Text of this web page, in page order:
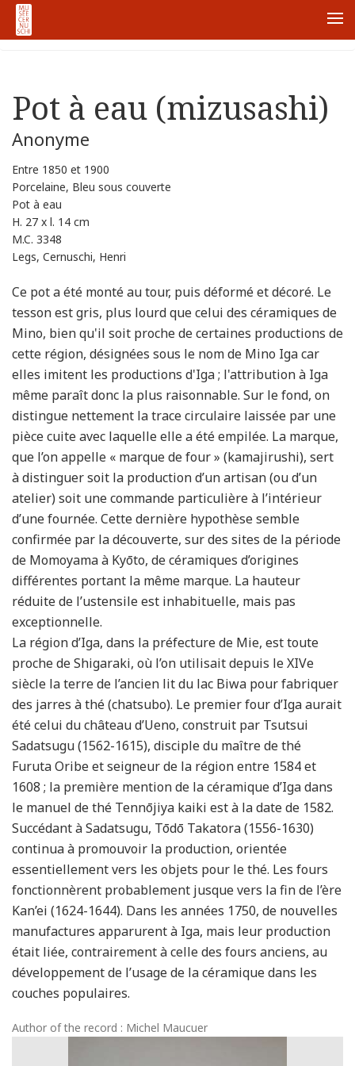
首页
Pot à eau (mizusashi)
Anonyme
Entre 1850 et 1900
Porcelaine, Bleu sous couverte
Pot à eau
H. 27 x l. 14 cm
M.C. 3348
Legs, Cernuschi, Henri
Ce pot a été monté au tour, puis déformé et décoré. Le
tesson est gris, plus lourd que celui des céramiques de
Mino, bien qu'il soit proche de certaines productions de
cette région, désignées sous le nom de Mino Iga car
elles imitent les productions d'Iga ; l'attribution à Iga
même paraît donc la plus raisonnable. Sur le fond, on
distingue nettement la trace circulaire laissée par une
pièce cuite avec laquelle elle a été empilée. La marque,
que l’on appelle « marque de four » (kamajirushi), sert
à distinguer soit la production d’un artisan (ou d’un
atelier) soit une commande particulière à l’intérieur
d’une fournée. Cette dernière hypothèse semble
confirmée par la découverte, sur des sites de la période
de Momoyama à Kyōto, de céramiques d’origines
différentes portant la même marque. La hauteur
réduite de l’ustensile est inhabituelle, mais pas
exceptionnelle.
La région d’Iga, dans la préfecture de Mie, est toute
proche de Shigaraki, où l’on utilisait depuis le XIVe
siècle la terre de l’ancien lit du lac Biwa pour fabriquer
des jarres à thé (chatsubo). Le premier four d’Iga aurait
été celui du château d’Ueno, construit par Tsutsui
Sadatsugu (1562-1615), disciple du maître de thé
Furuta Oribe et seigneur de la région entre 1584 et
1608 ; la première mention de la céramique d’Iga dans
le manuel de thé Tennōjiya kaiki est à la date de 1582.
Succédant à Sadatsugu, Tōdō Takatora (1556-1630)
continua à promouvoir la production, orientée
essentiellement vers les objets pour le thé. Les fours
fonctionnèrent probablement jusque vers la fin de l’ère
Kan’ei (1624-1644). Dans les années 1750, de nouvelles
manufactures apparurent à Iga, mais leur production
était liée, contrairement à celle des fours anciens, au
développement de l’usage de la céramique dans les
couches populaires.
Author of the record : Michel Maucuer